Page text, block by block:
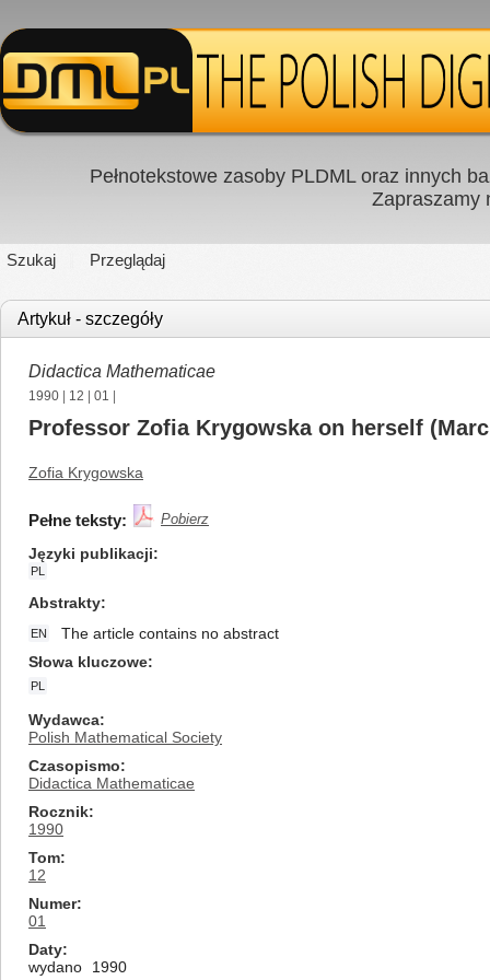
Pełnotekstowe zasoby PLDML oraz innych
Zapraszamy
Szukaj Przeglądaj
Artykuł - szczegóły
Didactica Mathematicae
1990 12 01
Professor Zofia Krygowska on herself
Zofia Krygowska
Pełne teksty: Pobierz
Języki publikacji
PL
Abstrakty
EN
The article contains no abstract
Słowa kluczowe
PL
Wydawca
Polish Mathematical Society
Czasopismo
Didactica Mathematicae
Rocznik
1990
Tom
12
Numer
01
Daty
wydano
1990